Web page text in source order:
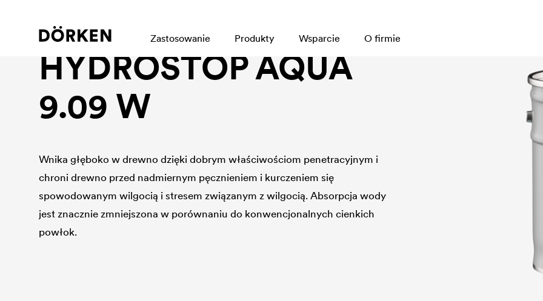
Zastosowanie Produkty Wsparcie O firmie
Industrial wood protection
HYDROSTOP AQUA
9.09 W
Wnika głęboko w drewno dzięki dobrym właściwościom penetracyjnym i
chroni drewno przed nadmiernym pęcznieniem i kurczeniem się
spowodowanym wilgocią i stresem związanym z wilgocią. Absorpcja wody
jest znacznie zmniejszona w porównaniu do konwencjonalnych cienkich
powłok.